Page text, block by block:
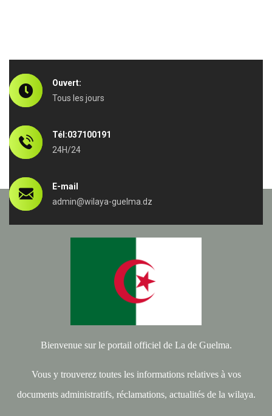
Ouvert:
Tous les jours
Tél:037100191
24H/24
E-mail
admin@wilaya-guelma.dz
Bienvenue sur le portail officiel de La de Guelma.
Vous y trouverez toutes les informations relatives à vos
documents administratifs, réclamations, actualités de la wilaya.